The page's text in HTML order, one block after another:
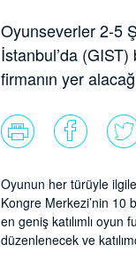
Oyunseverler 2-5
İstanbul’da
firmanın yer
Oyunun her türüyle
Kongre Merkezi’nin 10
en geniş katılımlı
düzenlenecek ve